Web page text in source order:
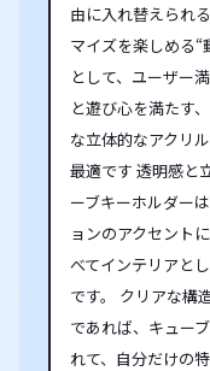
由に入れ替えられ
マイズを楽しめる
として、ユーザー
と遊び心を満たす
な立体的なアクリ
最適です 透明感と
ーブキーホルダー
ョンのアクセント
べてインテリアと
です。 クリアな構
であれば、キュー
れて、自分だけの